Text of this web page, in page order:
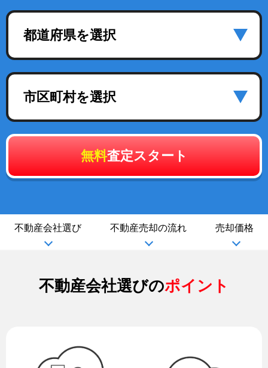
都道府県を選択
市区町村を選択
無料査定スタート
不動産会社選び 不動産売却の流れ 売却価格
不動産会社選びのポイント